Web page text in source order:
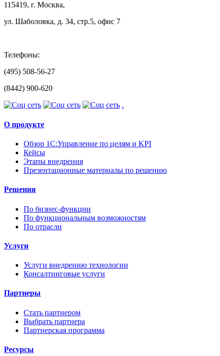
115419, г. Москва,
ул. Шаболовка, д. 34, стр.5, офис 7
Телефоны:
(495) 508-56-27
(8442) 900-620
.
О продукте
Обзор 1С:Управление по целям и KPI
Кейсы
Этапы внедрения
Презентационные материалы по решению
Решения
По бизнес-функции
По функциональным возможностям
По отрасли
Услуги
Услуги внедрению технологии
Консалтинговые услуги
Партнеры
Стать партнером
Выбрать партнера
Партнерская программа
Ресурсы